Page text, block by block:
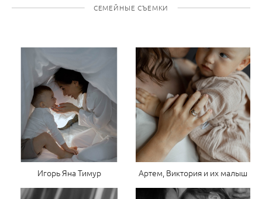
СЕМЕЙНЫЕ СЪЕМКИ
Игорь Яна Тимур Артем, Виктория и их малыш